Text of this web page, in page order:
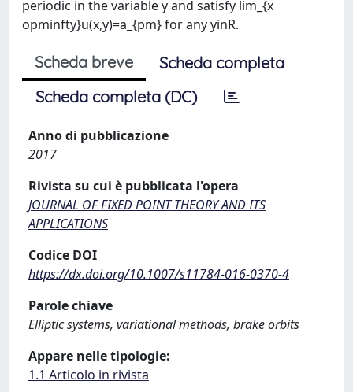
periodic in the variable y and satisfy lim_{x
opminfty}u(x,y)=a_{pm} for any yinR.
Scheda breve
Scheda completa
Scheda completa (DC)
Anno di pubblicazione
2017
Rivista su cui è pubblicata l'opera
JOURNAL OF FIXED POINT THEORY AND ITS
APPLICATIONS
Codice DOI
https://dx.doi.org/10.1007/s11784-016-0370-4
Parole chiave
Elliptic systems, variational methods, brake orbits
Appare nelle tipologie:
1.1 Articolo in rivista